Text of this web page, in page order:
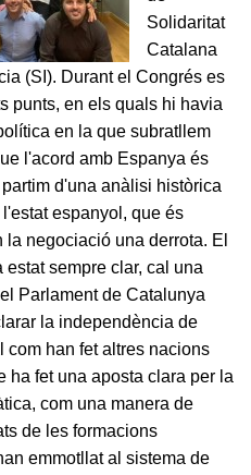
Solidaritat
Catalana
(SI). Durant el Congrés es
punts, en els quals hi havia
en la que subratllem
l'acord amb Espanya és
d'una anàlisi històrica
espanyol, que és
la negociació una derrota. El
estat sempre clar, cal una
Parlament de Catalunya
la independència de
com han fet altres nacions
ha fet una aposta clara per la
com una manera de
de les formacions
emmotllat al sistema de